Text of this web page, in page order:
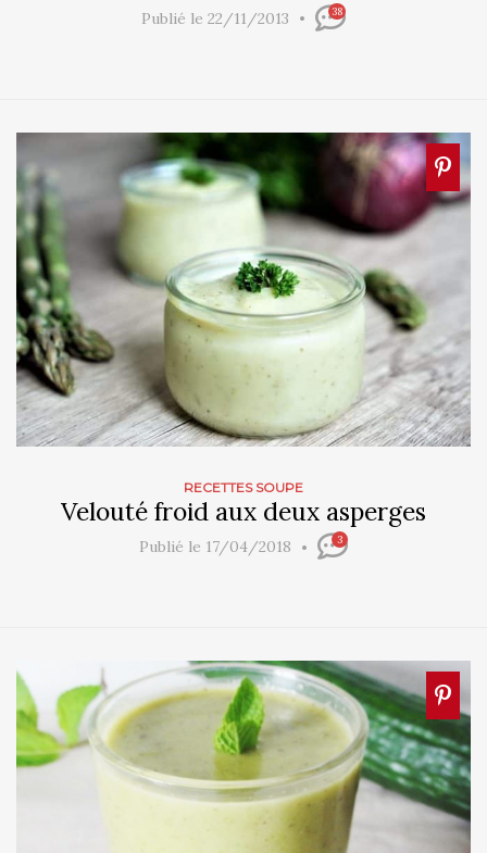
Publié le 22/11/2013 38
RECETTES SOUPE
Velouté froid aux deux asperges
Publié le 17/04/2018 3